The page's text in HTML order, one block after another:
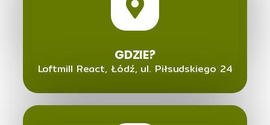
GDZIE?
Loftmill React, Łódź, ul. Piłsudskiego 24